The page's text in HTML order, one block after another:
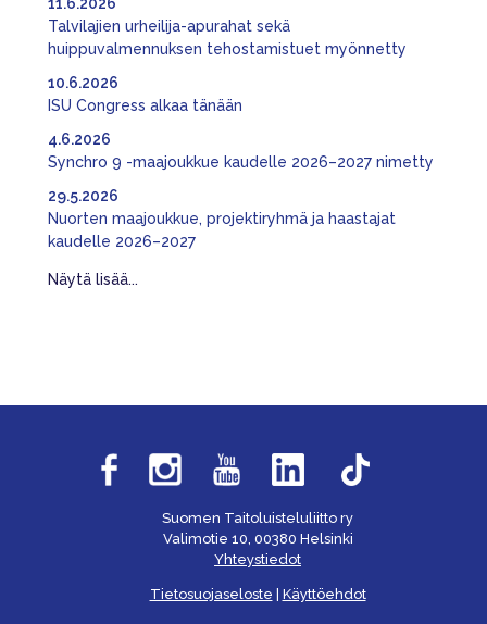
Talvilajien urheilija-apurahat sekä
huippuvalmennuksen tehostamistuet myönnetty
ISU Congress alkaa tänään
10.6.2026
Synchro 9 -maajoukkue kaudelle 2026–2027 nimetty
4.6.2026
Nuorten maajoukkue, projektiryhmä ja haastajat
kaudelle 2026–2027
29.5.2026
Näytä lisää...
Suomen Taitoluisteluliitto ry
Valimotie 10, 00380 Helsinki
Yhteystiedot
Tietosuojaseloste Käyttöehdot